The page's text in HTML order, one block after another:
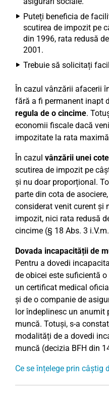
Puteți beneficia de
scutirea de impozit pe
din 1996, rata redusă
2001.
Trebuie să solicitați
În cazul vânzării afacerii
fără a fi permanent inapt
regula de o cincime.
economii fiscale dacă
impozitate la rata
În cazul vânzării unei
scutirea de impozit pe
și nu doar proporțional.
parte din cota de
considerat venit curent și
impozit, nici rata redusă
cincime (§ 18 Abs. 3
Dovada incapacității de
Pentru a dovedi
de obicei este suficientă
un certificat medical
și de o companie de
lor îndeplinesc un anumit
muncă. Totuși, s-a
modalități de a dovedi
muncă (decizia BFH din
Ce se înțelege prin câștig